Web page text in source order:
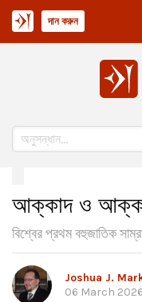
দান করুন
আক্কাদ ও
বিশ্বের প্রথম বহুজাতিক
Joshua J.
06 March 2026